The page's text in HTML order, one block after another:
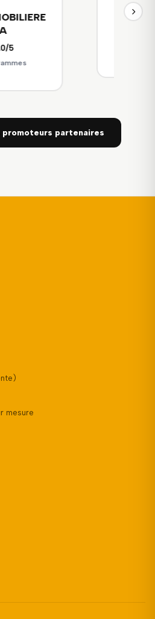
avis)
promoteurs partenaires
mesure